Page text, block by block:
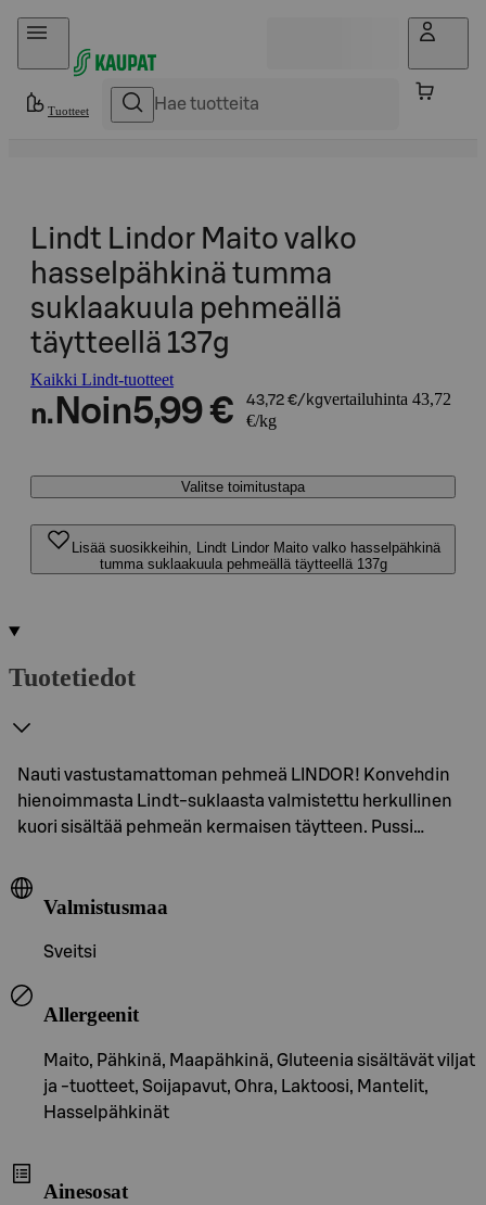
Hyppää sisältöön
Tuotteet
Lindt Lindor Maito valko
hasselpähkinä tumma
suklaakuula pehmeällä
täytteellä 137g
Kaikki Lindt-tuotteet
n. Noin5,99 € 43,72 €/kgvertailuhinta 43,72
€/kg
Valitse toimitustapa
Lisää suosikkeihin, Lindt Lindor Maito valko hasselpähkinä
tumma suklaakuula pehmeällä täytteellä 137g
Tuotetiedot
Nauti vastustamattoman pehmeä LINDOR! Konvehdin
hienoimmasta Lindt-suklaasta valmistettu herkullinen
kuori sisältää pehmeän kermaisen täytteen. Pussi…
Valmistusmaa
Sveitsi
Allergeenit
Maito, Pähkinä, Maapähkinä, Gluteenia sisältävät viljat
ja -tuotteet, Soijapavut, Ohra, Laktoosi, Mantelit,
Hasselpähkinät
Ainesosat